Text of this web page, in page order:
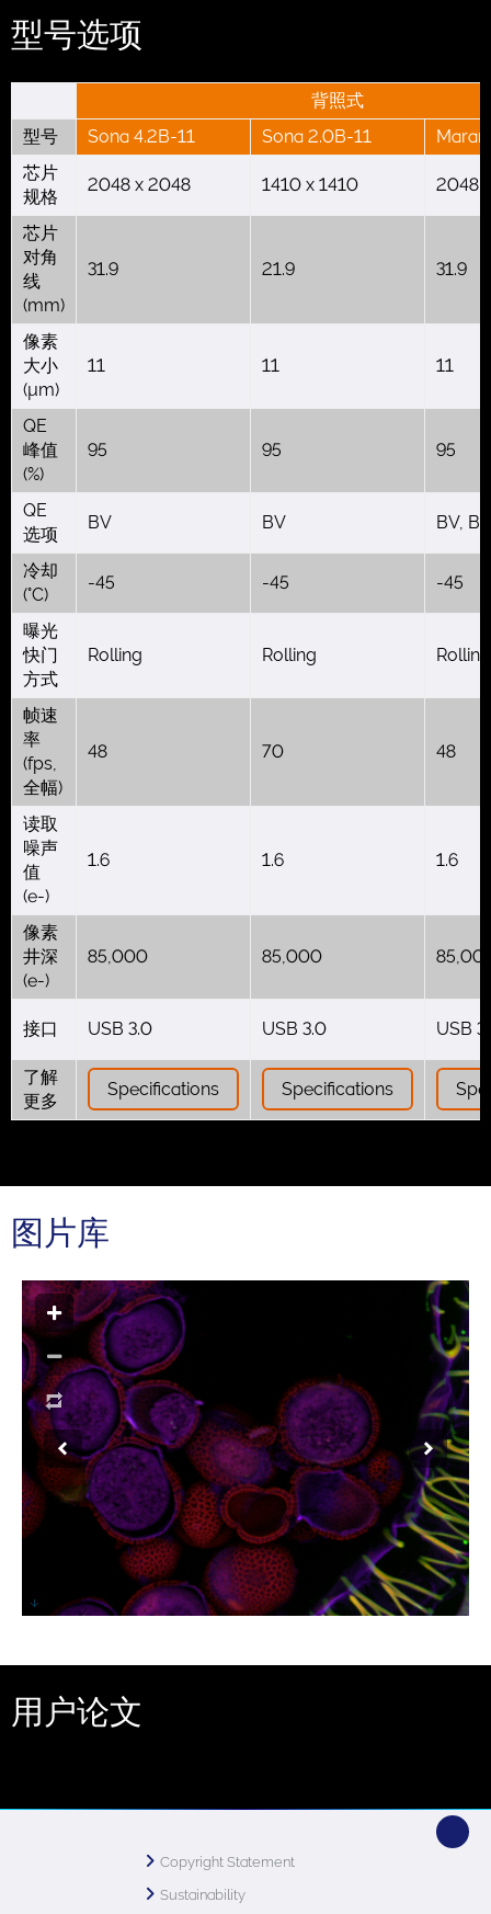
型号选项
背照式
型号
Sona 4.2B-11 Sona 2.0B-11
芯片
规格
2048 x 2048 1410 x 1410 2048
芯片
对角
线
(mm)
31.9 21.9 31.9
像素
大小
(µm)
11 11 11
QE
峰值
(%)
95 95 95
QE
选项
BV BV BV,
冷却
(°C)
-45 -45 -45
曝光
快门
方式
Rolling Rolling Rolling
帧速
率
(fps,
全幅)
48 70 48
读取
噪声
值
(e-)
1.6 1.6 1.6
像素
井深
(e-)
85,000 85,000
接口 USB 3.0 USB 3.0 USB
了解
更多
Specifications Specifications
图片库
Autofluorescence in the flower of Brassica.
projection from a 28um deep z-series
captured at 60x magnification
用户论文
Copyright Statement
Sustainability